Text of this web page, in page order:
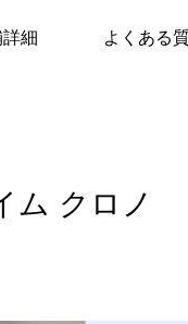
詳細 よくある
ム クロノ